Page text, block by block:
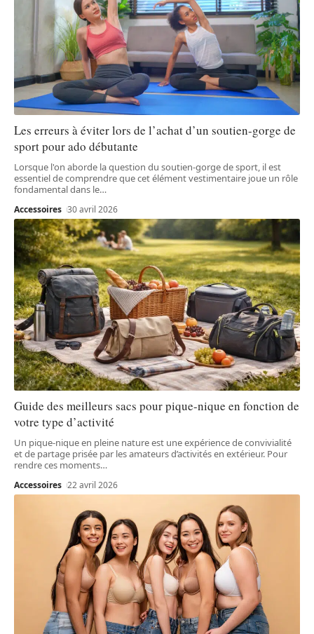
Les erreurs à éviter lors de l’achat d’un soutien-gorge de
sport pour ado débutante
Lorsque l'on aborde la question du soutien-gorge de sport, il est
essentiel de comprendre que cet élément vestimentaire joue un rôle
fondamental dans le…
Accessoires 30 avril 2026
Guide des meilleurs sacs pour pique-nique en fonction de
votre type d’activité
Un pique-nique en pleine nature est une expérience de convivialité
et de partage prisée par les amateurs d’activités en extérieur. Pour
rendre ces moments…
Accessoires 22 avril 2026